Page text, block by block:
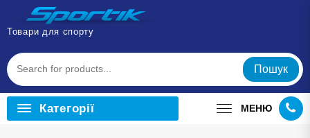
Перейти
вмісту
Товари для спорту
Пошук
Категорії МЕНЮ